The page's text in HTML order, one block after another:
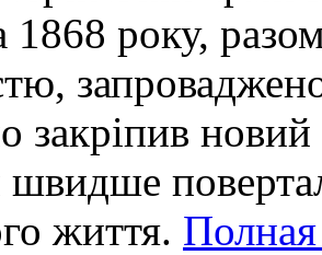
1868 року,
закріпив
швидше
життя.